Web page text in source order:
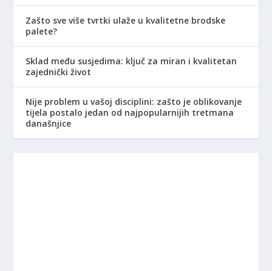
Zašto sve više tvrtki ulaže u kvalitetne brodske
palete?
Sklad među susjedima: ključ za miran i kvalitetan
zajednički život
Nije problem u vašoj disciplini: zašto je oblikovanje
tijela postalo jedan od najpopularnijih tretmana
današnjice